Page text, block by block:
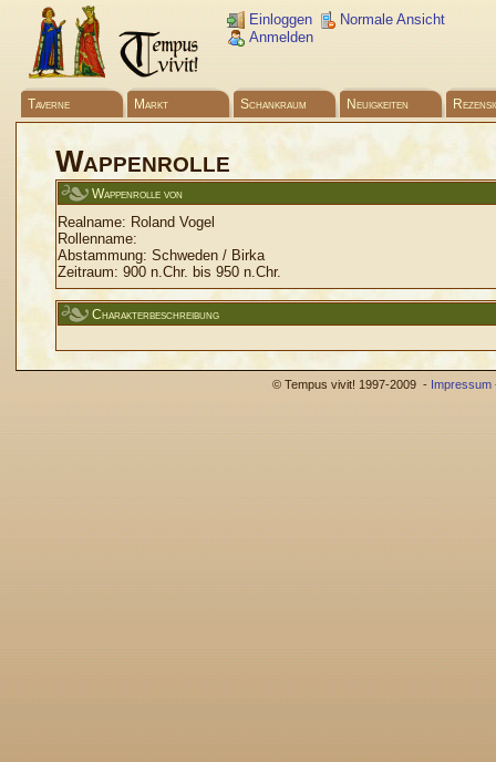
Einloggen
Anmelden
Normale Ansicht
Taverne Markt Schankraum Neuigkeiten
Wappenrolle
Wappenrolle von
Realname: Roland Vogel
Rollenname:
Abstammung: Schweden / Birka
Zeitraum: 900 n.Chr. bis 950 n.Chr.
Charakterbeschreibung
© Tempus vivit! 1997-2009 - Impressum